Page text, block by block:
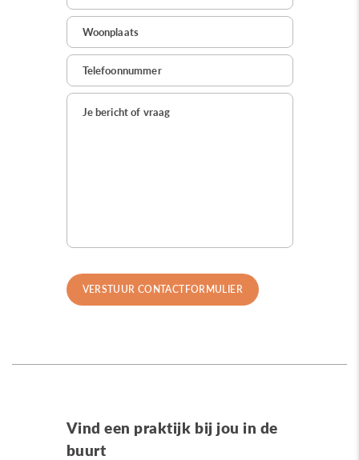
Vind een praktijk bij jou in de
buurt